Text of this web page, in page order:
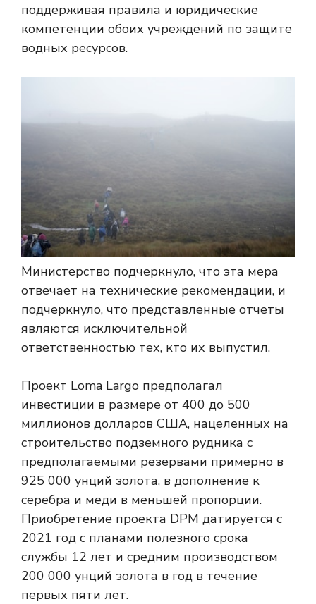
поддерживая правила и юридические
компетенции обоих учреждений по защите
водных ресурсов.
Министерство подчеркнуло, что эта мера
отвечает на технические рекомендации, и
подчеркнуло, что представленные отчеты
являются исключительной
ответственностью тех, кто их выпустил.
Проект Loma Largo предполагал
инвестиции в размере от 400 до 500
миллионов долларов США, нацеленных на
строительство подземного рудника с
предполагаемыми резервами примерно в
925 000 унций золота, в дополнение к
серебра и меди в меньшей пропорции.
Приобретение проекта DPM датируется с
2021 год с планами полезного срока
службы 12 лет и средним производством
200 000 унций золота в год в течение
первых пяти лет.